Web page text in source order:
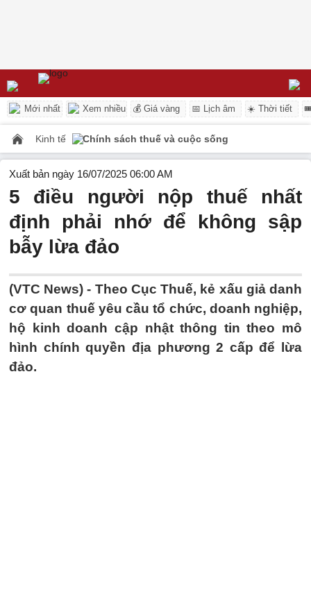
Mới nhất Xem nhiều 💰 Giá vàng 📅 Lịch âm ☀️ Thời tiết
Kinh tế Chính sách thuế và cuộc sống
Xuất bản ngày 16/07/2025 06:00 AM
5 điều người nộp thuế nhất
định phải nhớ để không sập
bẫy lừa đảo
(VTC News) - Theo Cục Thuế, kẻ xấu giả danh
cơ quan thuế yêu cầu tổ chức, doanh nghiệp,
hộ kinh doanh cập nhật thông tin theo mô
hình chính quyền địa phương 2 cấp để lừa
đảo.